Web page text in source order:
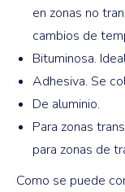
en zonas no
cambios de
Bituminosa.
Adhesiva. Se
De aluminio.
Para zonas
para zonas de
Como se puede